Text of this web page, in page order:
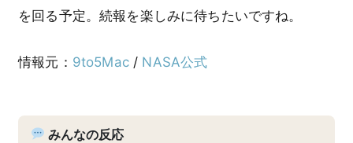
を回る予定。続報を楽しみに待ちたいですね。
情報元： 9to5Mac/ NASA公式
みんなの反応